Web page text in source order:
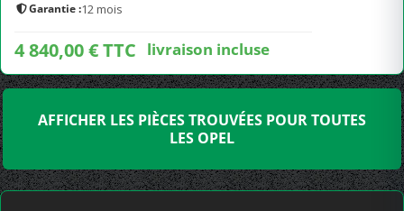
Garantie :12 mois
4 840,00 € TTC livraison incluse
AFFICHER LES PIÈCES TROUVÉES POUR TOUTES
LES OPEL